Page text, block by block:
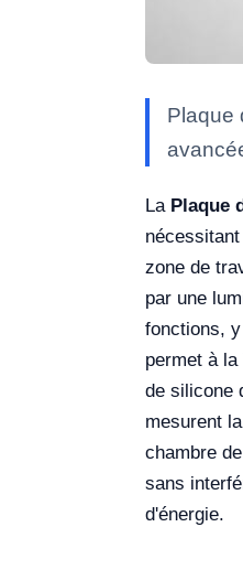
Plaque
La Plaque
zone de
par une
fonctions,
permet à
de silicone
mesurent
chambre
sans
d'énergie.